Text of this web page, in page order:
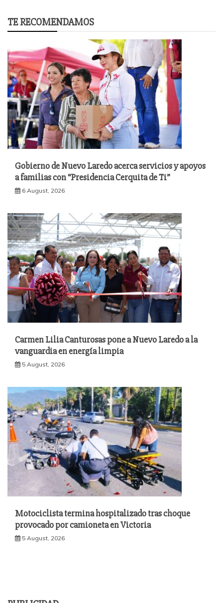
TE RECOMENDAMOS
Gobierno de Nuevo Laredo acerca servicios y apoyos
a familias con “Presidencia Cerquita de Ti”
6 August, 2026
Carmen Lilia Canturosas pone a Nuevo Laredo a la
vanguardia en energía limpia
5 August, 2026
Motociclista termina hospitalizado tras choque
provocado por camioneta en Victoria
5 August, 2026